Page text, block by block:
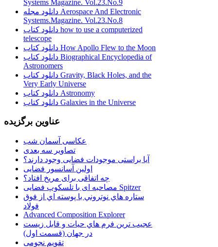
Systems Magazine. Vol.23.No.9
دانلود مجله Aerospace And Electronic
Systems.Magazine. Vol.23.No.8
دانلود کتاب how to use a computerized
telescope
دانلود کتاب How Apollo Flew to the Moon
دانلود کتاب Biographical Encyclopedia of
Astronomers
دانلود کتاب Gravity, Black Holes, and the
Very Early Universe
دانلود کتاب Astronomy
دانلود کتاب Galaxies in the Universe
عناوین برگزیده
عکاسی آسمان شب
تصاویر سه بعدی
آیا براستی موجودات فضایی وجود دارند؟
اولین آسانسور فضایی
چه اتفاقی برای مریخ افتاد؟
مصاحبه ای با تلسکوپ فضایی Spitzer
ستاره هاي نوتروني با پوسته اي از فوق
فولاد
Advanced Composition Explorer
عجیب ترین فرم هاي حيات و قابل زيست
در جهان (قسمت اول)
تقویم نجومی